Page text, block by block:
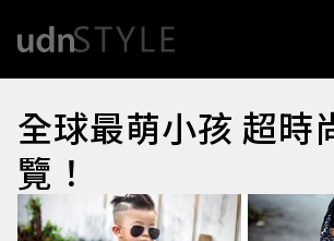
全球最萌小孩 超時
覽！